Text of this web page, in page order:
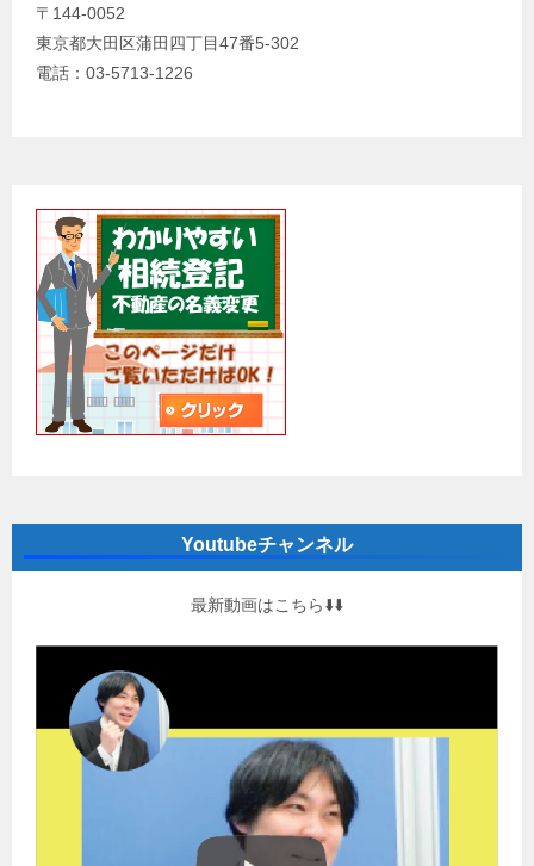
〒144-0052
東京都大田区蒲田四丁目47番5-302
電話：03-5713-1226
Youtubeチャンネル
最新動画はこちら⬇️⬇️